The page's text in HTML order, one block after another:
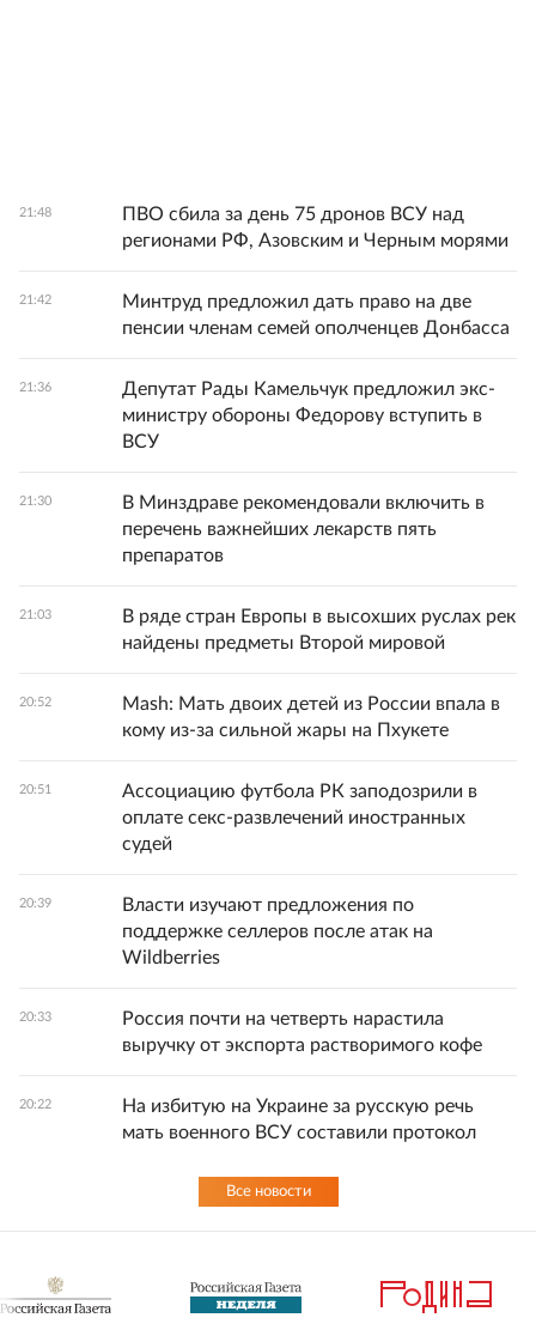
21:48
ПВО сбила за день 75 дронов ВСУ над
регионами РФ, Азовским и Черным морями
21:42
Минтруд предложил дать право на две
пенсии членам семей ополченцев Донбасса
21:36
Депутат Рады Камельчук предложил экс-
министру обороны Федорову вступить в
ВСУ
21:30
В Минздраве рекомендовали включить в
перечень важнейших лекарств пять
препаратов
21:03
В ряде стран Европы в высохших руслах рек
найдены предметы Второй мировой
20:52
Mash: Мать двоих детей из России впала в
кому из-за сильной жары на Пхукете
20:51
Ассоциацию футбола РК заподозрили в
оплате секс-развлечений иностранных
судей
20:39
Власти изучают предложения по
поддержке селлеров после атак на
Wildberries
20:33
Россия почти на четверть нарастила
выручку от экспорта растворимого кофе
20:22
На избитую на Украине за русскую речь
мать военного ВСУ составили протокол
Все новости